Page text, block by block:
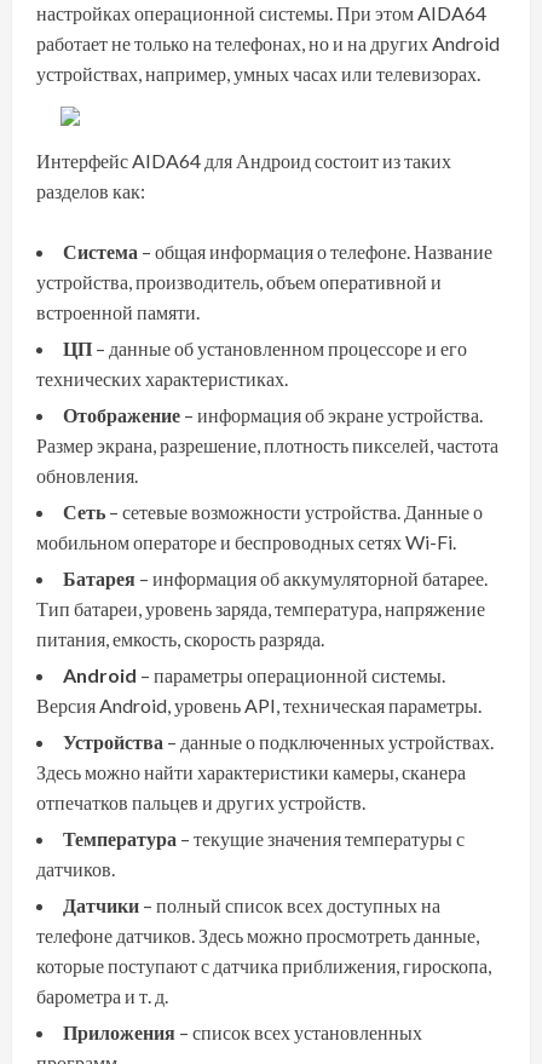
настройках операционной системы. При этом AIDA64
работает не только на телефонах, но и на других Android
устройствах, например, умных часах или телевизорах.
Интерфейс AIDA64 для Андроид состоит из таких
разделов как:
Система – общая информация о телефоне. Название
устройства, производитель, объем оперативной и
встроенной памяти.
ЦП – данные об установленном процессоре и его
технических характеристиках.
Отображение – информация об экране устройства.
Размер экрана, разрешение, плотность пикселей, частота
обновления.
Сеть – сетевые возможности устройства. Данные о
мобильном операторе и беспроводных сетях Wi-Fi.
Батарея – информация об аккумуляторной батарее.
Тип батареи, уровень заряда, температура, напряжение
питания, емкость, скорость разряда.
Android – параметры операционной системы.
Версия Android, уровень API, техническая параметры.
Устройства – данные о подключенных устройствах.
Здесь можно найти характеристики камеры, сканера
отпечатков пальцев и других устройств.
Температура – текущие значения температуры с
датчиков.
Датчики – полный список всех доступных на
телефоне датчиков. Здесь можно просмотреть данные,
которые поступают с датчика приближения, гироскопа,
барометра и т. д.
Приложения – список всех установленных